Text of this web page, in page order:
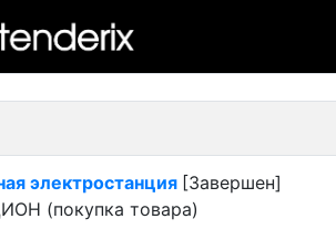
лот
электростанция [Завершен]
(покупка товара)